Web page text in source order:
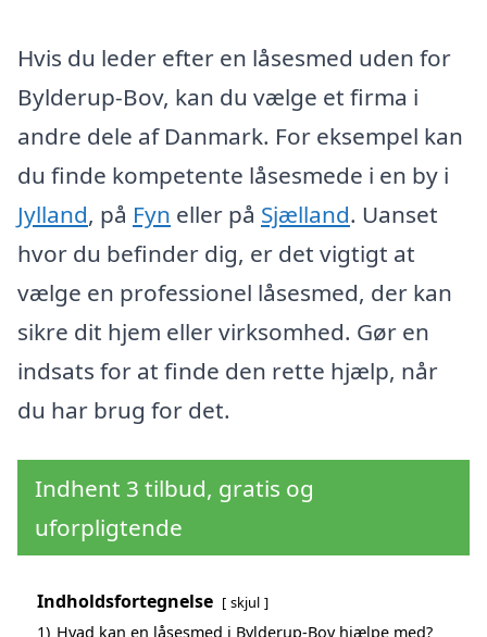
Hvis du leder efter en låsesmed uden for
Bylderup-Bov, kan du vælge et firma i
andre dele af Danmark. For eksempel kan
du finde kompetente låsesmede i en by i
Jylland, på Fyn eller på Sjælland. Uanset
hvor du befinder dig, er det vigtigt at
vælge en professionel låsesmed, der kan
sikre dit hjem eller virksomhed. Gør en
indsats for at finde den rette hjælp, når
du har brug for det.
Indhent 3 tilbud, gratis og
uforpligtende
Indholdsfortegnelse skjul
1) Hvad kan en låsesmed i Bylderup-Bov hjælpe med?